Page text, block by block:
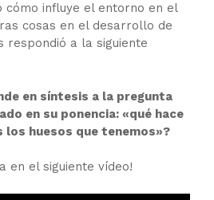
cómo influye el entorno en el
cosas en el desarrollo de
respondió a la siguiente
en síntesis a la pregunta
en su ponencia: «qué hace
los huesos que tenemos»?
en el siguiente vídeo!